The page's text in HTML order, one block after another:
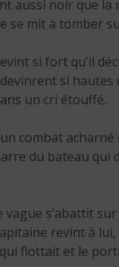
aussi noir que
se mit à tomber
si fort qu’il
si
un cri étouffé.
combat
du bateau
vague s’abattit
revint à
flottait et le